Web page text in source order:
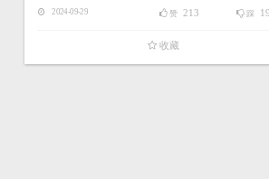
2024-09-29 踩
赞 213
收藏